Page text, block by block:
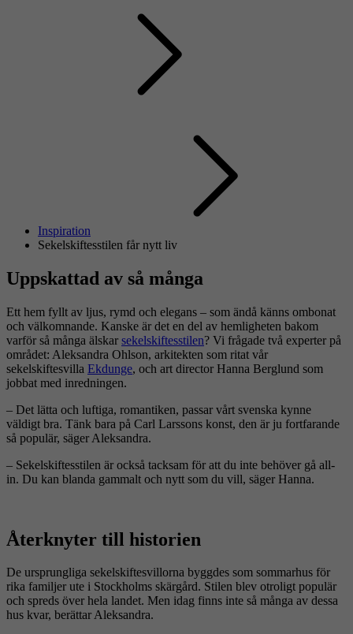
Inspiration
Sekelskiftesstilen får nytt liv
Uppskattad av så många
Ett hem fyllt av ljus, rymd och elegans – som ändå känns ombonat
och välkomnande. Kanske är det en del av hemligheten bakom
varför så många älskar sekelskiftesstilen? Vi frågade två experter på
området: Aleksandra Ohlson, arkitekten som ritat vår
sekelskiftesvilla Ekdunge, och art director Hanna Berglund som
jobbat med inredningen.
– Det lätta och luftiga, romantiken, passar vårt svenska kynne
väldigt bra. Tänk bara på Carl Larssons konst, den är ju fortfarande
så populär, säger Aleksandra.
– Sekelskiftesstilen är också tacksam för att du inte behöver gå all-
in. Du kan blanda gammalt och nytt som du vill, säger Hanna.
Återknyter till historien
De ursprungliga sekelskiftesvillorna byggdes som sommarhus för
rika familjer ute i Stockholms skärgård. Stilen blev otroligt populär
och spreds över hela landet. Men idag finns inte så många av dessa
hus kvar, berättar Aleksandra.